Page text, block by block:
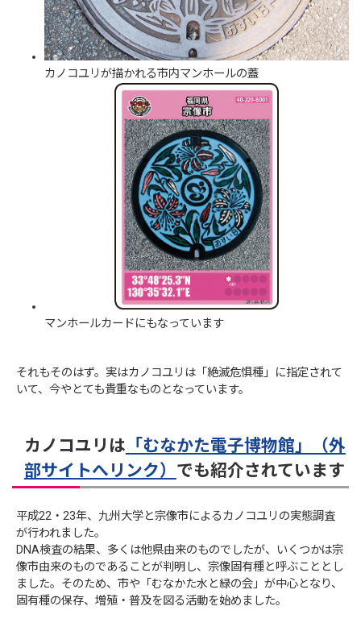
カノコユリが描かれる市内マンホールの蓋
マンホールカードにもなっています
それもそのはず。実はカノコユリは「絶滅危惧種」に指定されて
いて、今やとても貴重なものとなっています。
カノコユリは 「むなかた電子博物館」（外
部サイトへリンク） でも紹介されています
平成22・23年、九州大学と宗像市によるカノコユリの実態調査
が行われました。
DNA検査の結果、多くは他県由来のものでしたが、いくつかは宗
像市由来のものであることが判明し、宗像固有種と呼ぶこととし
ました。そのため、市や「むなかた水と緑の会」が中心となり、
固有種の保存、増殖・普及を図る活動を始めました。